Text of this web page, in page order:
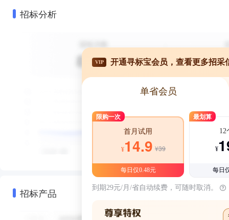
招标分析
招标产品
VIP 开通寻标宝会员，查看更多招采
单省会员
限购一次
首月试用
¥14.9 ¥39
每日仅0.48元
最划算
12
¥
每日
到期29元/月/省自动续费，可随时取消。